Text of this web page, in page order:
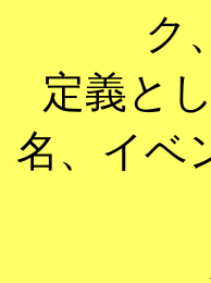
ク
定義と
名、イベ